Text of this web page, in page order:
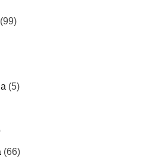
(99)
(5)
(66)